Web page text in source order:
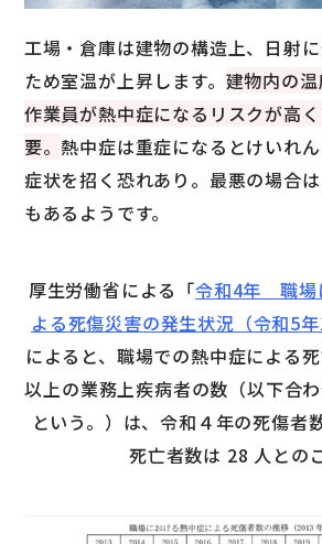
工場・倉庫は建物の構造上、日射
ため室温が上昇します。 建物内の温
作業員が熱中症になるリスクが高
要。熱中症は重症になるとけいれ
症状を招く恐れあり。最悪の場合
もあるようです。
厚生労働省による「令和4年 職場
よる死傷災害の発生状況（令和5
によると、職場での熱中症による
以上の業務上疾病者の数（以下合わ
という。）は、令和４年の死傷者
死亡者数は 28 人との